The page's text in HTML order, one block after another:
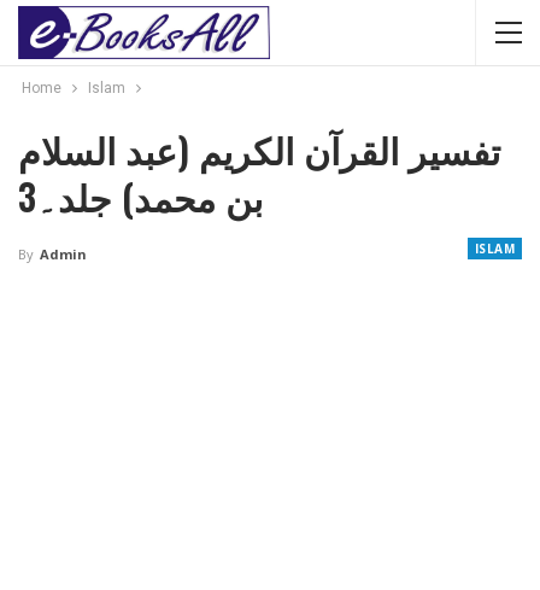
Home Islam
تفسیر القرآن الکریم (عبد السلام
بن محمد) جلد۔3
ISLAM
By Admin